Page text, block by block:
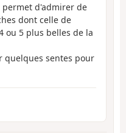
permet d'admirer de
dont celle de
ou 5 plus belles de la
quelques sentes pour